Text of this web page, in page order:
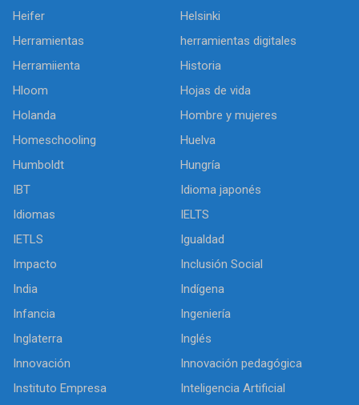
Heifer
Helsinki
Herramientas
herramientas digitales
Herramiienta
Historia
Hloom
Hojas de vida
Holanda
Hombre y mujeres
Homeschooling
Huelva
Humboldt
Hungría
IBT
Idioma japonés
Idiomas
IELTS
IETLS
Igualdad
Impacto
Inclusión Social
India
Indígena
Infancia
Ingeniería
Inglaterra
Inglés
Innovación
Innovación pedagógica
Instituto Empresa
Inteligencia Artificial